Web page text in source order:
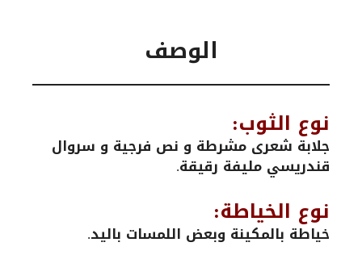
الوصف
نوع الثوب:
جلابة شعرى مشرطة و نص فرجية و سروال
قندريسي مليفة رقيقة.
نوع الخياطة:
خياطة بالمكينة وبعض اللمسات باليد.